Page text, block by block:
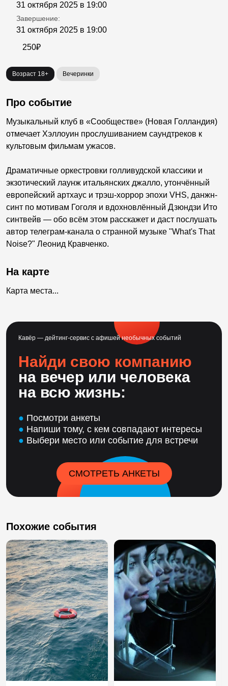
31 октября 2025 в 19:00
Завершение:
31 октября 2025 в 19:00
250₽
Возраст 18+ Вечеринки
Про событие
Музыкальный клуб в «Сообществе» (Новая Голландия)
отмечает Хэллоуин прослушиванием саундтреков к
культовым фильмам ужасов.
Драматичные оркестровки голливудской классики и
экзотический лаунж итальянских джалло, утончённый
европейский артхаус и трэш-хоррор эпохи VHS, данжн-
синт по мотивам Гоголя и вдохновлённый Дзюндзи Ито
синтвейв — обо всём этом расскажет и даст послушать
автор телеграм-канала о странной музыке "What's That
Noise?" Леонид Кравченко.
На карте
Карта места...
Кавёр — дейтинг-сервис с афишей необычных событий
Найди свою компанию
на вечер или человека
на всю жизнь:
● Посмотри анкеты
● Напиши тому, с кем совпадают интересы
● Выбери место или событие для встречи
СМОТРЕТЬ АНКЕТЫ
Похожие события